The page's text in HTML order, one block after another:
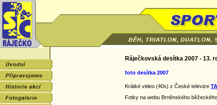
Ráječkovská desítka 2007 - 13.
foto desítka 2007
Krátké video (40s) z České televize
Fotky na webu Brněnského